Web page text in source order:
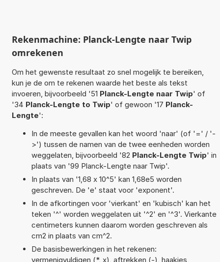
Rekenmachine: Planck-Lengte naar Twip
omrekenen
Om het gewenste resultaat zo snel mogelijk te bereiken,
kun je de om te rekenen waarde het beste als tekst
invoeren, bijvoorbeeld '51 Planck-Lengte naar Twip' of
'34 Planck-Lengte to Twip' of gewoon '17 Planck-
Lengte':
In de meeste gevallen kan het woord 'naar' (of '=' / '-
>') tussen de namen van de twee eenheden worden
weggelaten, bijvoorbeeld '82 Planck-Lengte Twip' in
plaats van '99 Planck-Lengte naar Twip'.
In plaats van '1,68 x 10^5' kan 1,68e5 worden
geschreven. De 'e' staat voor 'exponent'.
In de afkortingen voor 'vierkant' en 'kubisch' kan het
teken '^' worden weggelaten uit '^2' en '^3'. Vierkante
centimeters kunnen daarom worden geschreven als
cm2 in plaats van cm^2.
De basisbewerkingen in het rekenen:
vermenigvuldigen (*, x), aftrekken (-), haakjes,